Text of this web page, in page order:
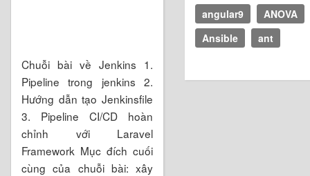
Chuỗi bài về Jenkins 1.
Pipeline trong jenkins 2.
Hướng dẫn tạo Jenkinsfile
3. Pipeline CI/CD hoàn
chỉnh với Laravel
Framework Mục đích cuối
cùng của chuỗi bài: xây
angular9
ANOVA
Ansible
ant